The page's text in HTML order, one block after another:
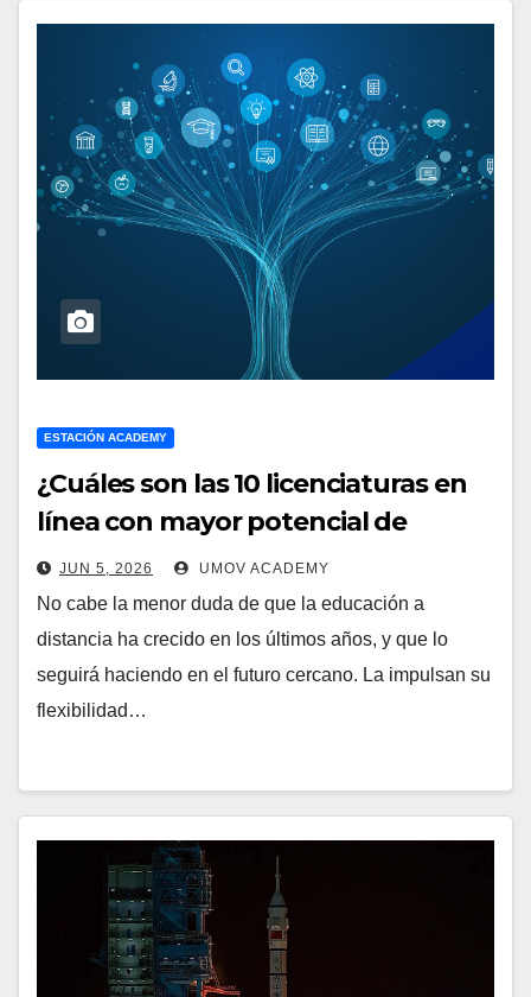
ESTACIÓN ACADEMY
¿Cuáles son las 10 licenciaturas en
línea con mayor potencial de
crecimiento?
JUN 5, 2026 UMOV ACADEMY
No cabe la menor duda de que la educación a
distancia ha crecido en los últimos años, y que lo
seguirá haciendo en el futuro cercano. La impulsan su
flexibilidad…